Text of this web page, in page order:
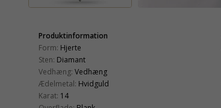
Produktinformation
Form: Hjerte
Sten: Diamant
Vedhæng: Vedhæng
Ædelmetal: Hvidguld
Karat: 14